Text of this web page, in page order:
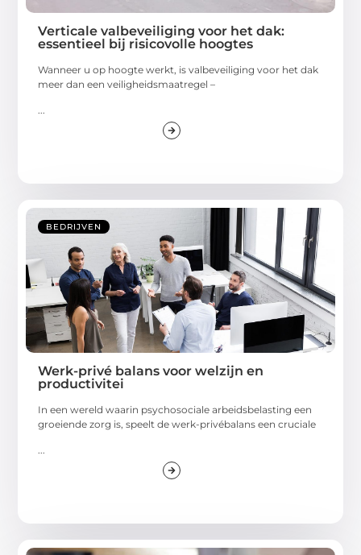
Verticale valbeveiliging voor het dak:
essentieel bij risicovolle hoogtes
Wanneer u op hoogte werkt, is valbeveiliging voor het dak
meer dan een veiligheidsmaatregel –
...
BEDRIJVEN
Werk-privé balans voor welzijn en
productivitei
In een wereld waarin psychosociale arbeidsbelasting een
groeiende zorg is, speelt de werk-privébalans een cruciale
...